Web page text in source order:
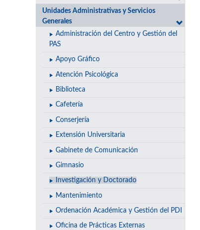
Unidades Administrativas y Servicios
Generales
Administración del Centro y Gestión del
PAS
Apoyo Gráfico
Atención Psicológica
Biblioteca
Cafetería
Conserjería
Extensión Universitaria
Gabinete de Comunicación
Gimnasio
Investigación y Doctorado
Mantenimiento
Ordenación Académica y Gestión del PDI
Oficina de Prácticas Externas